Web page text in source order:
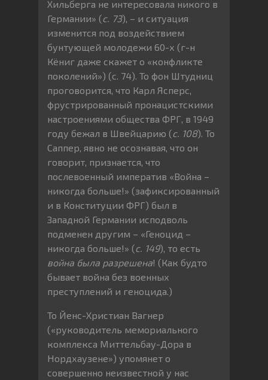
Хильберга не интересовала никого в
Германии» (с. 73), – и ситуация
изменится под воздействием
бунтующей молодежи 60-х (г-н
Кёниг даже скажет о «конфликте
поколений») (с. 74). То фон Штудниц
проговорится, что Карл Ясперс,
фрустрированный пронацистскими
настроениями общества ФРГ, в 1949
году бежал в Швейцарию (с. 108). То
Саппер, явно не осознавая, что он
говорит, признается, что
послевоенный императив «Война –
никогда больше!» (зафиксированный
и в Конституции ФРГ) был в
Западной Германии исподволь
подменен другим – «Геноцид –
никогда больше!» (с. 149), то есть
война была разрешена! (Как будто
бывает война без военных
преступлений и геноцида.)
То Йенс-Христиан Вагнер
(«руководитель мемориального
комплекса Миттельбау-Дора в
Нордхаузене») упомянет о
совершенно неизвестной у нас